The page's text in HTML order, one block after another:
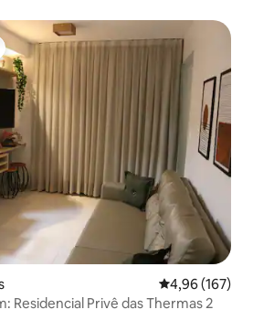
Средна
4,96 (167)
Privê das Thermas 2